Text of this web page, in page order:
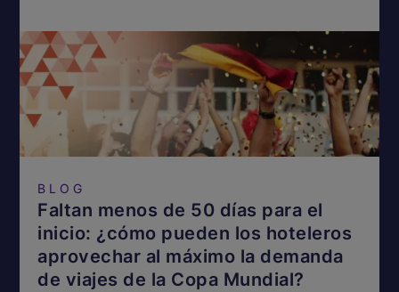
BLOG
Faltan menos de 50 días para el
inicio: ¿cómo pueden los hoteleros
aprovechar al máximo la demanda
de viajes de la Copa Mundial?